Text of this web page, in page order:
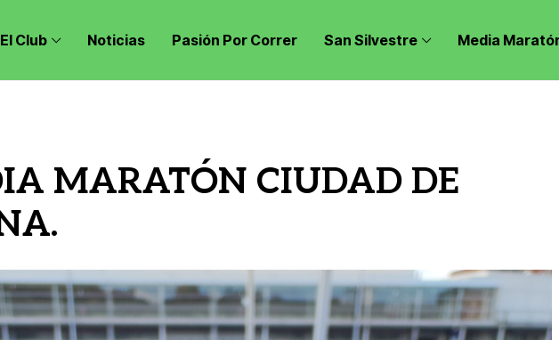
El Club Noticias Pasión Por Correr San Silvestre Media
MARATÓN CIUDAD DE